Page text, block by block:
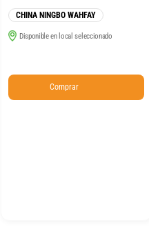
CHINA NINGBO WAHFAY
Disponible en local seleccionado
Comprar